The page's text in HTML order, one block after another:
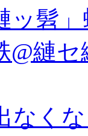
ッ髫
@縺セ
なく